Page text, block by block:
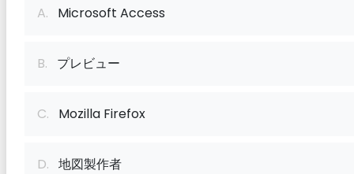
A. Microsoft Access
B. プレビュー
C. Mozilla Firefox
D. 地図製作者